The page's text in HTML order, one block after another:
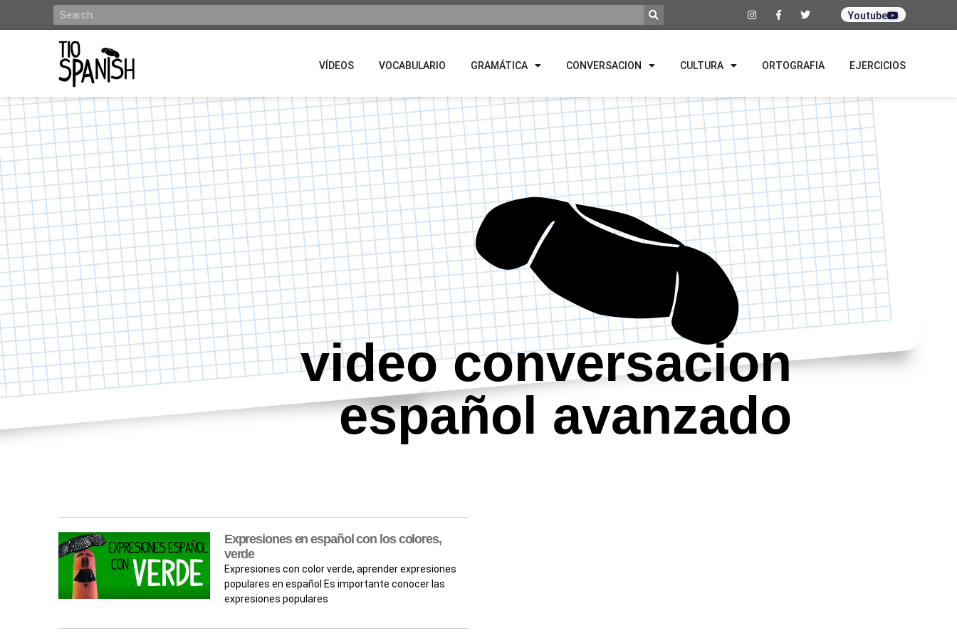
Youtube
VÍDEOS VOCABULARIO GRAMÁTICA CONVERSACION CULTURA ORTOGRAFIA EJERCICIOS
video conversacion
español avanzado
Expresiones en español con los colores,
verde
Expresiones con color verde, aprender expresiones
populares en español Es importante conocer las
expresiones populares